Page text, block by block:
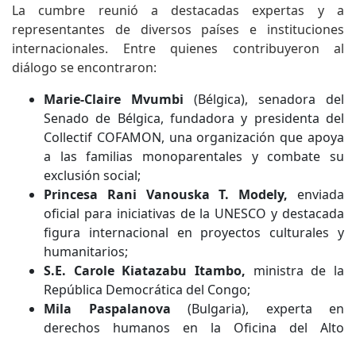
La cumbre reunió a destacadas expertas y a
representantes de diversos países e instituciones
internacionales. Entre quienes contribuyeron al
diálogo se encontraron:
Marie-Claire Mvumbi
(Bélgica), senadora del
Senado de Bélgica, fundadora y presidenta del
Collectif COFAMON, una organización que apoya
a las familias monoparentales y combate su
exclusión social;
Princesa Rani Vanouska T. Modely, enviada
oficial para iniciativas de la UNESCO y destacada
figura internacional en proyectos culturales y
humanitarios;
S.E. Carole Kiatazabu Itambo, ministra de la
República Democrática del Congo;
Mila Paspalanova (Bulgaria), experta en
derechos humanos en la Oficina del Alto